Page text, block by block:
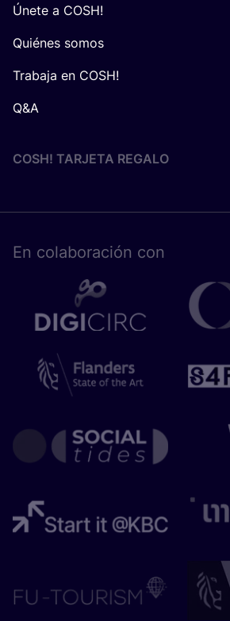
Únete a COSH!
Quiénes somos
Trabaja en COSH!
Q&A
COSH! TARJETA REGALO
En cola­bo­ra­ción con